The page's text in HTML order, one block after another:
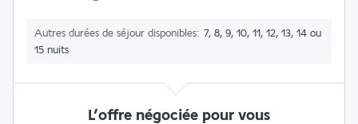
Autres durées de séjour disponibles
7, 8, 9, 10, 11, 12, 13, 14 ou
15 nuits
L’offre négociée pour vous